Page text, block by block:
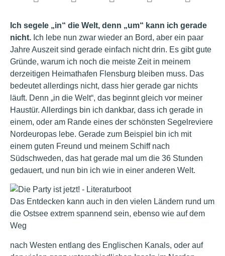
Ich segele „in“ die Welt, denn „um“ kann ich gerade
nicht. Ich lebe nun zwar wieder an Bord, aber ein paar
Jahre Auszeit sind gerade einfach nicht drin. Es gibt gute
Gründe, warum ich noch die meiste Zeit in meinem
derzeitigen Heimathafen Flensburg bleiben muss. Das
bedeutet allerdings nicht, dass hier gerade gar nichts
läuft. Denn „in die Welt“, das beginnt gleich vor meiner
Haustür. Allerdings bin ich dankbar, dass ich gerade in
einem, oder am Rande eines der schönsten Segelreviere
Nordeuropas lebe. Gerade zum Beispiel bin ich mit
einem guten Freund und meinem Schiff nach
Südschweden, das hat gerade mal um die 36 Stunden
gedauert, und nun bin ich wie in einer anderen Welt.
Das Entdecken kann auch in den vielen Ländern rund um
die Ostsee extrem spannend sein, ebenso wie auf dem
Weg
nach Westen entlang des Englischen Kanals, oder auf